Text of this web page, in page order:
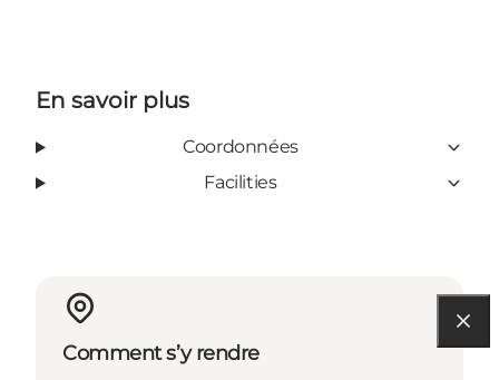
En savoir plus
Coordonnées
Facilities
Comment s’y rendre